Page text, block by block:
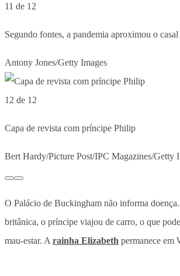
11 de 12
Segundo fontes, a pandemia aproximou o casal
Antony Jones/Getty Images
12 de 12
Capa de revista com príncipe Philip
Bert Hardy/Picture Post/IPC Magazines/Getty
O Palácio de Buckingham não informa
britânica, o príncipe viajou de carro, o que
mau-estar. A rainha Elizabeth permanece em